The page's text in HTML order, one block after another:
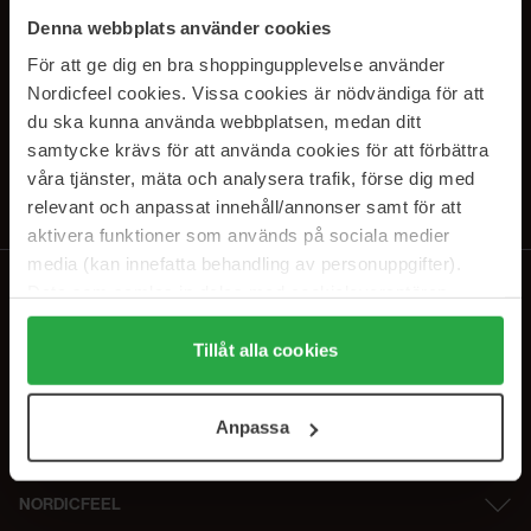
Denna webbplats använder cookies
För att ge dig en bra shoppingupplevelse använder
Nordicfeel cookies. Vissa cookies är nödvändiga för att
du ska kunna använda webbplatsen, medan ditt
samtycke krävs för att använda cookies för att förbättra
våra tjänster, mäta och analysera trafik, förse dig med
relevant och anpassat innehåll/annonser samt för att
aktivera funktioner som används på sociala medier
media (kan innefatta behandling av personuppgifter).
Genom att trycka på "Tillåt alla cookies" accepterar du
alla cookies, medan du under "Detaljer" kan anpassa
användningen av cookies. Du kan när som helst återkalla
samt vår Integritetspolicy.
Tillåt alla cookies
Anpassa
SUBSCRIBE TO OUR
NEWSLETTER
Ved å abonnere godtar du vårpersonvernerklæring. Du kan melde deg
av når som helst.
NORDICFEEL